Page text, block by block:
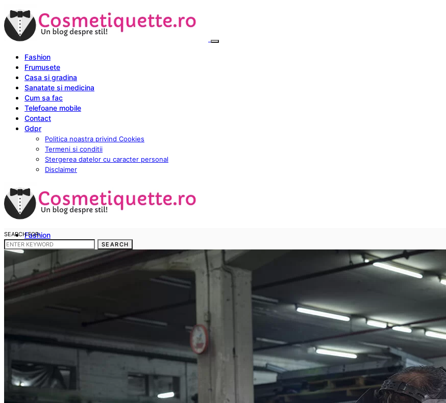
Fashion
Frumusete
Casa si gradina
Sanatate si medicina
Cum sa fac
Telefoane mobile
Contact
Gdpr
Politica noastra privind Cookies
Termeni si conditii
Stergerea datelor cu caracter personal
Disclaimer
Fashion
Frumusete
Casa si gradina
Sanatate si medicina
Cum sa fac
Telefoane mobile
Contact
Politica noastra privind Cookies
Stergerea datelor cu caracter personal
Disclaimer
SEARCH FOR:
SEARCH